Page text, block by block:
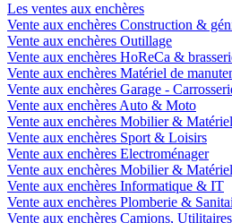
Les ventes aux enchères
Vente aux enchères Construction &
Vente aux enchères Outillage
Vente aux enchères HoReCa &
Vente aux enchères Matériel de
Vente aux enchères Garage -
Vente aux enchères Auto & Moto
Vente aux enchères Mobilier &
Vente aux enchères Sport & Loisirs
Vente aux enchères Electroménager
Vente aux enchères Mobilier &
Vente aux enchères Informatique & IT
Vente aux enchères Plomberie &
Vente aux enchères Camions,